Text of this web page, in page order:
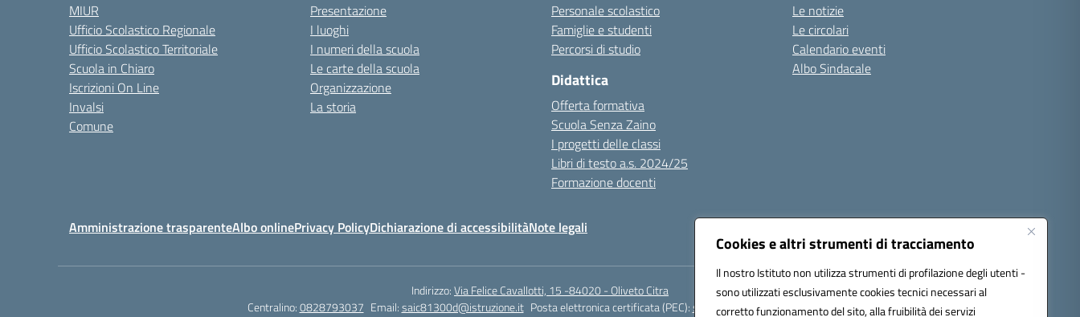
Cookies e altri strumenti di tracciamento
Il nostro Istituto non utilizza strumenti di profilazione degli utenti -
sono utilizzati esclusivamente cookies tecnici necessari al
corretto funzionamento del sito, alla fruibilità dei servizi
MIUR
Ufficio Scolastico Regionale
Ufficio Scolastico Territoriale
Scuola in Chiaro
Iscrizioni On Line
Invalsi
Comune
Presentazione
I luoghi
I numeri della scuola
Le carte della scuola
Organizzazione
La storia
Personale scolastico
Famiglie e studenti
Percorsi di studio
Didattica
Offerta formativa
Scuola Senza Zaino
I progetti delle classi
Libri di testo a.s. 2024/25
Formazione docenti
Le notizie
Le circolari
Calendario eventi
Albo Sindacale
Amministrazione trasparenteAlbo onlinePrivacy PolicyDichiarazione di accessibilitàNote legali
Indirizzo:Via Felice Cavallotti, 15 -84020 - Oliveto Citra
Centralino:0828793037 Email:saic81300d@istruzione.it Posta elettronica certificata (PEC):saic81300d@pec.istruzione.it